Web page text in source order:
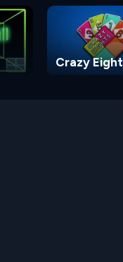
Crazy